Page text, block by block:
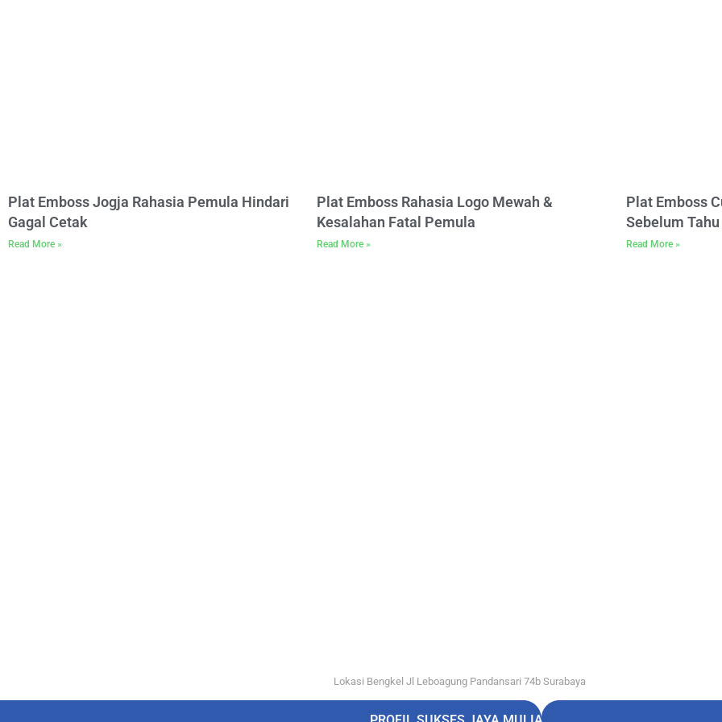
Plat Emboss Jogja Rahasia Pemula Hindari
Gagal Cetak
Read More »
Plat Emboss Rahasia Logo Mewah &
Kesalahan Fatal Pemula
Read More »
Plat Emboss
Sebelum
Read More »
Lokasi Bengkel Jl Leboagung Pandansari 74b Surabaya